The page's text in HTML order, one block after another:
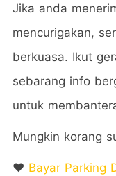
Jika anda
mencurigakan,
berkuasa. Ikut
sebarang info
untuk
Mungkin korang
❤️ Bayar Parking